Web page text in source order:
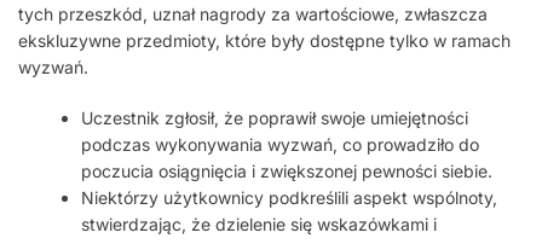
tych przeszkód, uznał nagrody za wartościowe, zwłaszcza
ekskluzywne przedmioty, które były dostępne tylko w ramach
wyzwań.
Uczestnik zgłosił, że poprawił swoje umiejętności
podczas wykonywania wyzwań, co prowadziło do
poczucia osiągnięcia i zwiększonej pewności siebie.
Niektórzy użytkownicy podkreślili aspekt wspólnoty,
stwierdzając, że dzielenie się wskazówkami i